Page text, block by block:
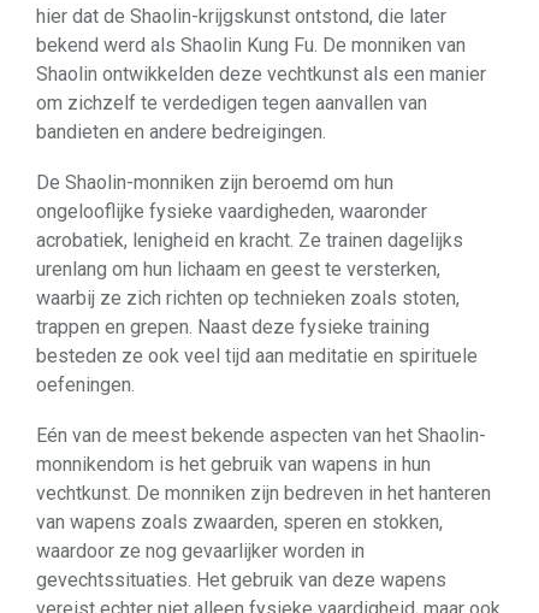
hier dat de Shaolin-krijgskunst ontstond, die later
bekend werd als Shaolin Kung Fu. De monniken van
Shaolin ontwikkelden deze vechtkunst als een manier
om zichzelf te verdedigen tegen aanvallen van
bandieten en andere bedreigingen.
De Shaolin-monniken zijn beroemd om hun
ongelooflijke fysieke vaardigheden, waaronder
acrobatiek, lenigheid en kracht. Ze trainen dagelijks
urenlang om hun lichaam en geest te versterken,
waarbij ze zich richten op technieken zoals stoten,
trappen en grepen. Naast deze fysieke training
besteden ze ook veel tijd aan meditatie en spirituele
oefeningen.
Eén van de meest bekende aspecten van het Shaolin-
monnikendom is het gebruik van wapens in hun
vechtkunst. De monniken zijn bedreven in het hanteren
van wapens zoals zwaarden, speren en stokken,
waardoor ze nog gevaarlijker worden in
gevechtssituaties. Het gebruik van deze wapens